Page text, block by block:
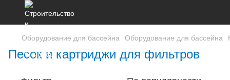
Оборудование для бассейна Оборудование для бассейна
Песок и картриджи для фильтров